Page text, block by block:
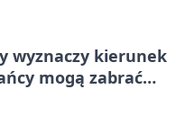
wyznaczy kierunek
mogą zabrać